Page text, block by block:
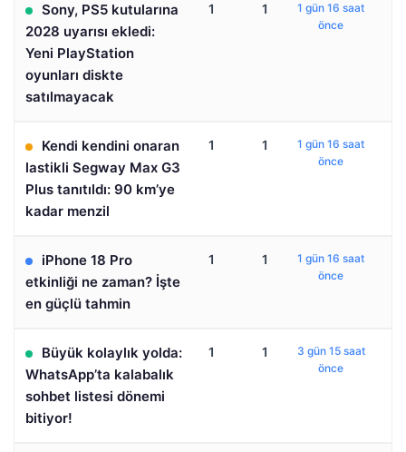
Sony, PS5 kutularına
2028 uyarısı ekledi:
Yeni PlayStation
oyunları diskte
satılmayacak
1 1
1 gün 16 saat
önce
Kendi kendini onaran
lastikli Segway Max G3
Plus tanıtıldı: 90 km’ye
kadar menzil
1 1
1 gün 16 saat
önce
iPhone 18 Pro
etkinliği ne zaman? İşte
en güçlü tahmin
1 1
1 gün 16 saat
önce
Büyük kolaylık yolda:
WhatsApp’ta kalabalık
sohbet listesi dönemi
bitiyor!
1 1
3 gün 15 saat
önce